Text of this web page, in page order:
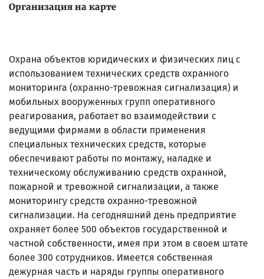
Организация на карте
Охрана объектов юридических и физических лиц с
использованием технических средств охранного
мониторинга (охранно-тревожная сигнализация) и
мобильных вооруженных групп оперативного
реагирования, работает во взаимодействии с
ведущими фирмами в области применения
специальных технических средств, которые
обеспечивают работы по монтажу, наладке и
техническому обслуживанию средств охранной,
пожарной и тревожной сигнализации, а также
мониторингу средств охранно-тревожной
сигнализации. На сегодняшний день предприятие
охраняет более 500 объектов государственной и
частной собственности, имея при этом в своем штате
более 300 сотрудников. Имеется собственная
дежурная часть и наряды группы оперативного